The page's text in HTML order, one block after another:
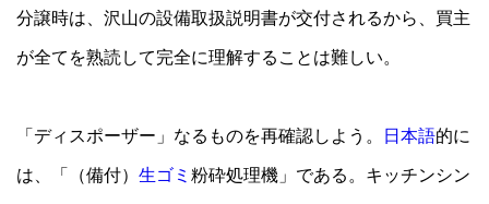
分譲時は、沢山の設備取扱説明書が交付されるから、買主
が全てを熟読して完全に理解することは難しい。
「ディスポーザー」なるものを再確認しよう。 日本語的に
は、「（備付）生ゴミ粉砕処理機」である。キッチンシン